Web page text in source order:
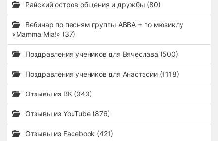
Райский остров общения и дружбы (80)
Вебинар по песням группы ABBA + по мюзиклу
«Mamma Mia!» (37)
Поздравления учеников для Вячеслава (500)
Поздравления учеников для Анастасии (1118)
Отзывы из ВК (949)
Отзывы из YouTube (876)
Отзывы из Facebook (421)